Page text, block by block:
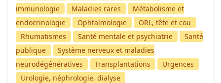
immunologie
Maladies rares
Métabolisme et
endocrinologie
Ophtalmologie
ORL, tête et cou
Rhumatismes
Santé mentale et psychiatrie
Santé
publique
Système nerveux et maladies
neurodégénératives
Transplantations
Urgences
Urologie, néphrologie, dialyse